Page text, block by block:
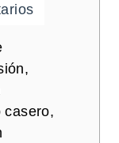
casero,